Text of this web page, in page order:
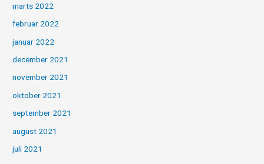
marts 2022
februar 2022
januar 2022
december 2021
november 2021
oktober 2021
september 2021
august 2021
juli 2021